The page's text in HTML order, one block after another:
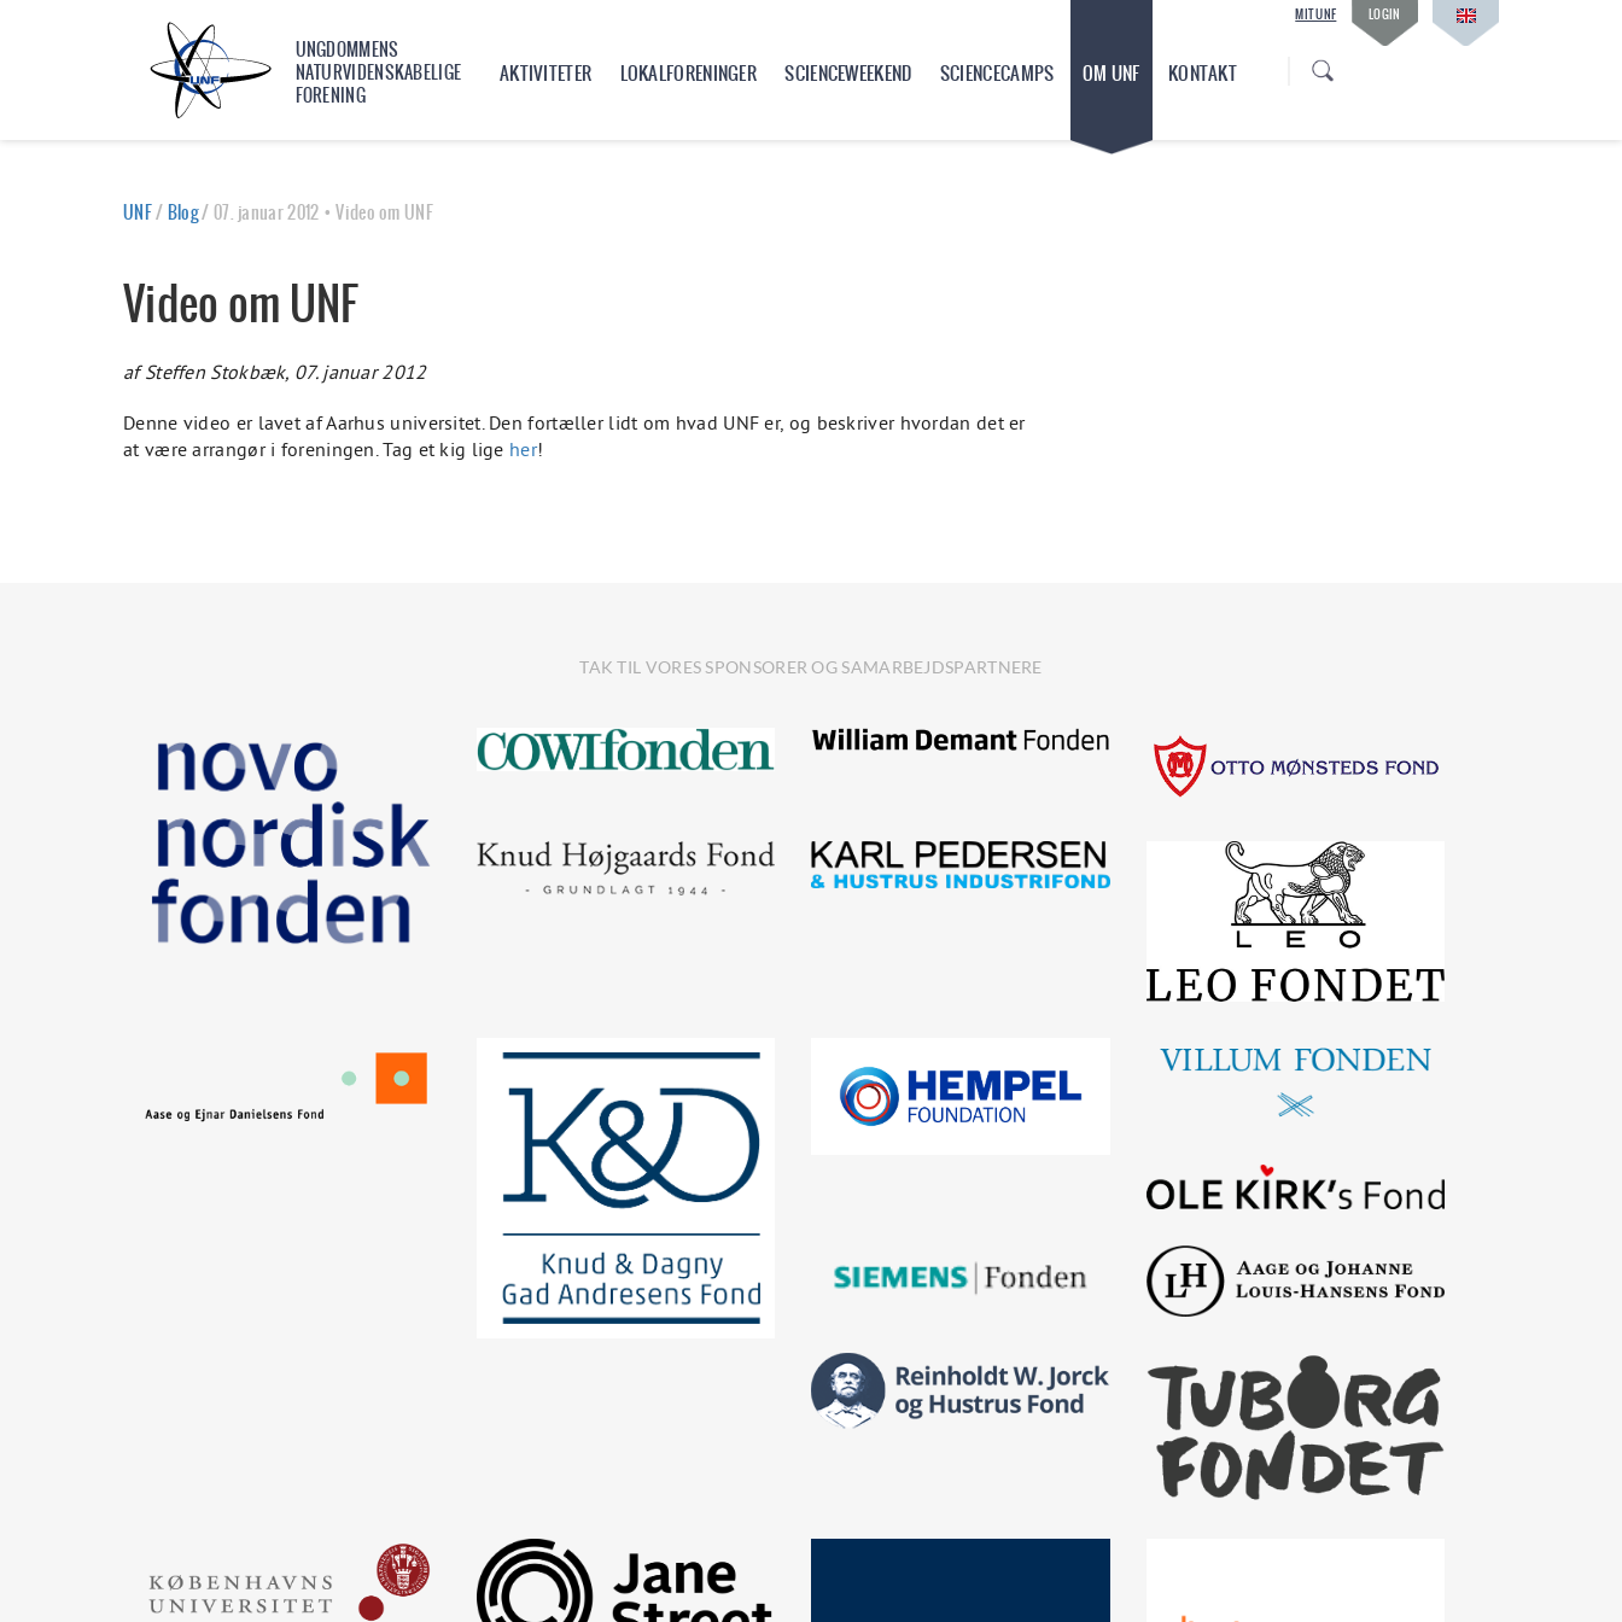
UNGDOMMENS
NATURVIDENSKABELIGE
FORENING
AKTIVITETER LOKALFORENINGER SCIENCEWEEKEND SCIENCECAMPS OM UNF KONTAKT
MIT UNF LOGIN
UNF/Blog/07. januar 2012 • Video om UNF
Video om UNF
af Steffen Stokbæk, 07. januar 2012
Denne video er lavet af Aarhus universitet. Den fortæller lidt om hvad UNF er, og beskriver hvordan det er
at være arrangør i foreningen. Tag et kig lige her!
TAK TIL VORES SPONSORER OG SAMARBEJDSPARTNERE